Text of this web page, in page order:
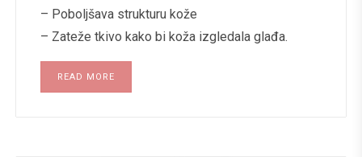
– Poboljšava strukturu kože
– Zateže tkivo kako bi koža izgledala glađa.
READ MORE